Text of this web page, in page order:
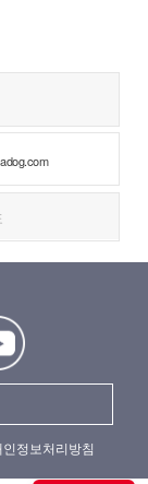
인정보처리방침